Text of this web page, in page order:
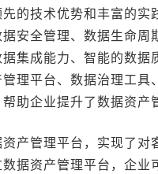
的技术优势和丰富的
安全管理、数据生命
集成能力、智能的数
理平台、数据治理工
助企业提升了数据资产
产管理平台，实现了
据资产管理平台，企业